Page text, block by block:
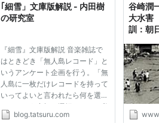
｢細雪」文庫版解説 - 内田樹
の研究室
『細雪』文庫版解説 音楽雑誌で
はときどき「無人島レコード」と
いうアンケート企画を行う。「無
人島に一枚だけレコードを持って
いってよいと言われたら何を選ぶ
か」という究極の選択である（私
も一度このアンケートに回答した
blog.tatsuru.com
谷崎潤
大水害
訓：朝